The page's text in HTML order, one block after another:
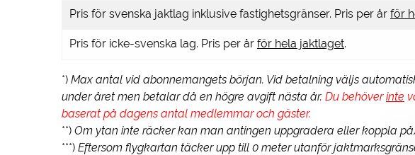
Pris för svenska jaktlag inklusive fastighetsgränser. Pris per år för
Pris för icke-svenska lag. Pris per år för hela jaktlaget.
*) Max antal vid abonnemangets början. Vid betalning väljs
under året men betalar då en högre avgift nästa år. Du behöverinte
baserat på dagens antal medlemmar och gäster.
**) Om ytan inte räcker kan man antingen uppgradera eller koppla
***) Eftersom flygkartan täcker upp till 0 meter utanför